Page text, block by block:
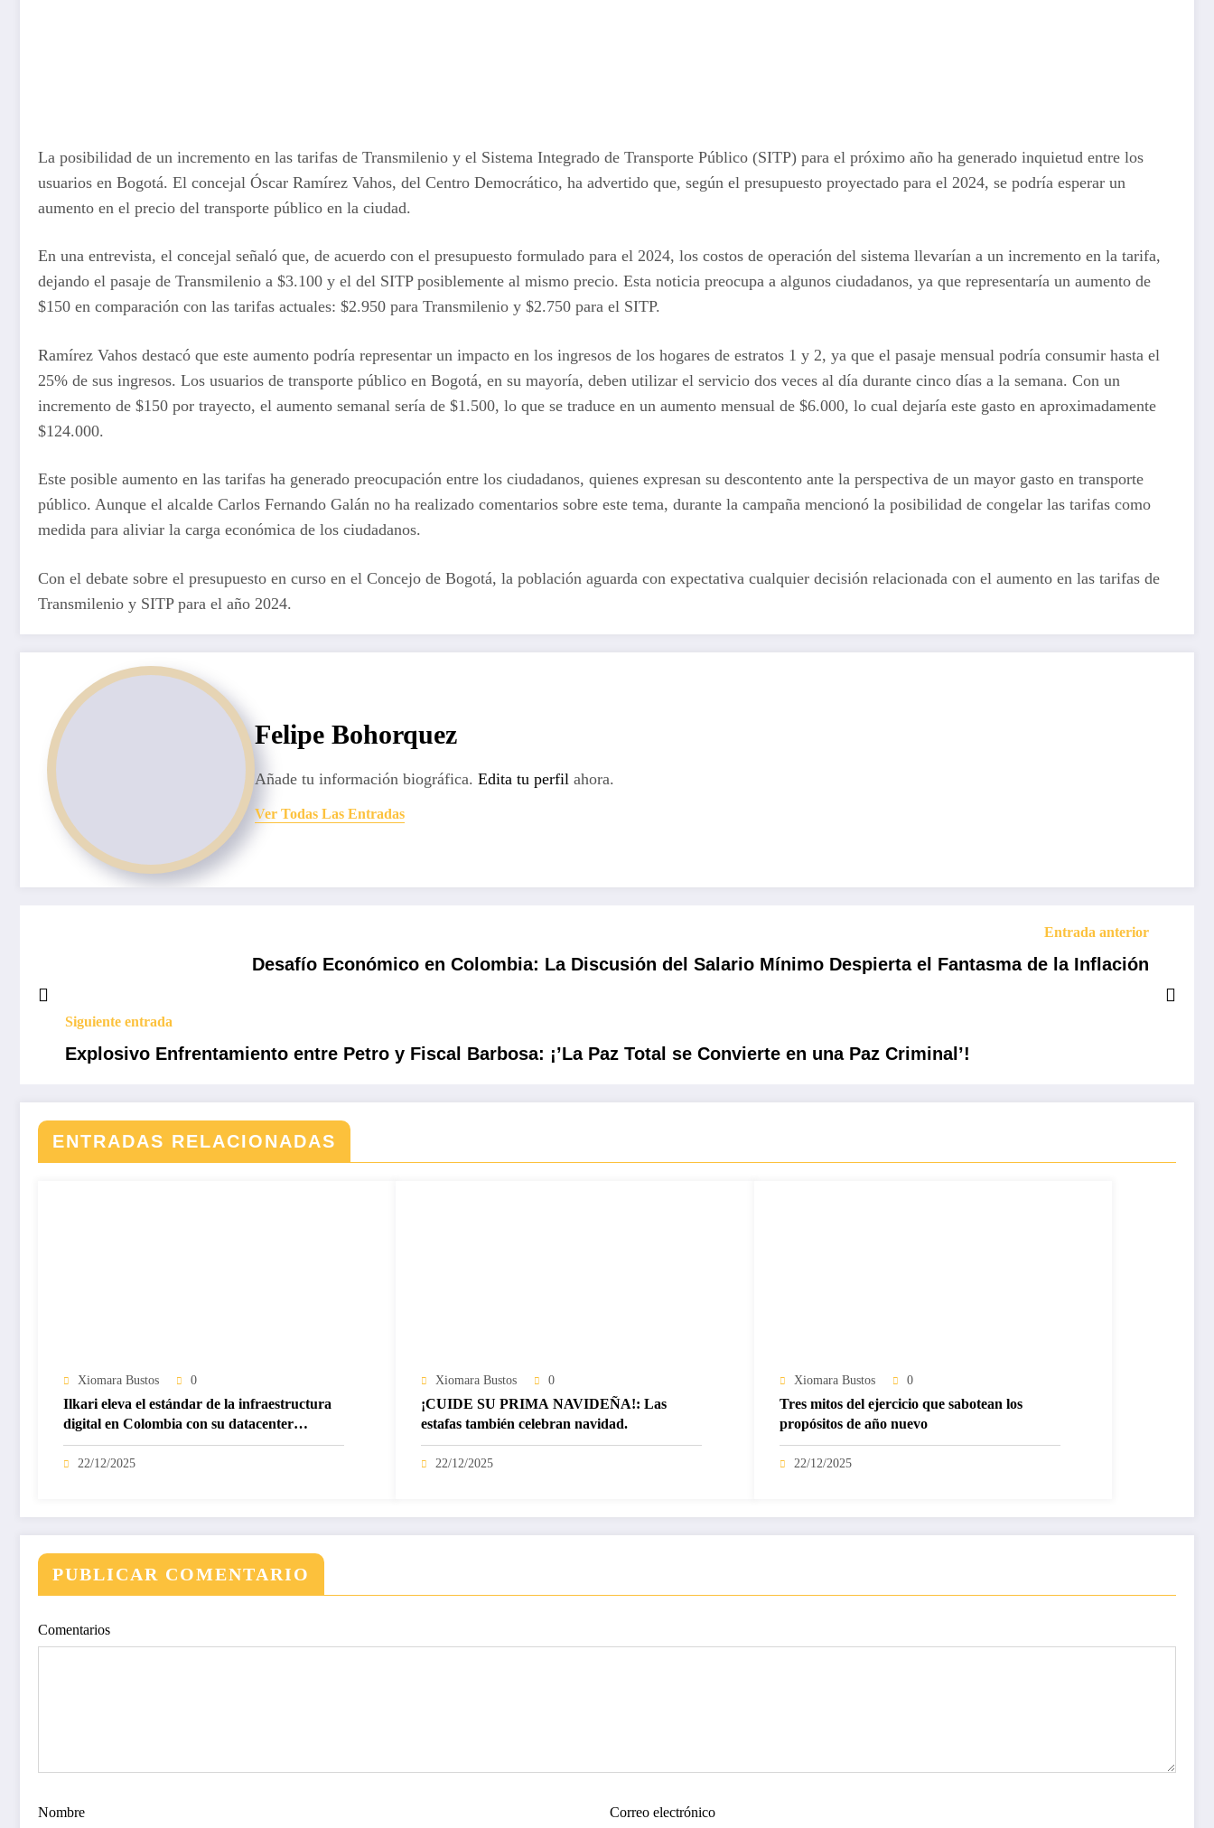
La posibilidad de un incremento en las tarifas de Transmilenio y el Sistema Integrado de Transporte Público (SITP) para el próximo año ha generado inquietud entre los
usuarios en Bogotá. El concejal Óscar Ramírez Vahos, del Centro Democrático, ha advertido que, según el presupuesto proyectado para el 2024, se podría esperar un
aumento en el precio del transporte público en la ciudad.
En una entrevista, el concejal señaló que, de acuerdo con el presupuesto formulado para el 2024, los costos de operación del sistema llevarían a un incremento en la tarifa,
dejando el pasaje de Transmilenio a $3.100 y el del SITP posiblemente al mismo precio. Esta noticia preocupa a algunos ciudadanos, ya que representaría un aumento de
$150 en comparación con las tarifas actuales: $2.950 para Transmilenio y $2.750 para el SITP.
Ramírez Vahos destacó que este aumento podría representar un impacto en los ingresos de los hogares de estratos 1 y 2, ya que el pasaje mensual podría consumir hasta el
25% de sus ingresos. Los usuarios de transporte público en Bogotá, en su mayoría, deben utilizar el servicio dos veces al día durante cinco días a la semana. Con un
incremento de $150 por trayecto, el aumento semanal sería de $1.500, lo que se traduce en un aumento mensual de $6.000, lo cual dejaría este gasto en aproximadamente
$124.000.
Este posible aumento en las tarifas ha generado preocupación entre los ciudadanos, quienes expresan su descontento ante la perspectiva de un mayor gasto en transporte
público. Aunque el alcalde Carlos Fernando Galán no ha realizado comentarios sobre este tema, durante la campaña mencionó la posibilidad de congelar las tarifas como
medida para aliviar la carga económica de los ciudadanos.
Con el debate sobre el presupuesto en curso en el Concejo de Bogotá, la población aguarda con expectativa cualquier decisión relacionada con el aumento en las tarifas de
Transmilenio y SITP para el año 2024.
Felipe Bohorquez
Añade tu información biográfica. Edita tu perfil ahora.
Ver Todas Las Entradas
Entrada anterior
Desafío Económico en Colombia: La Discusión del Salario Mínimo Despierta el Fantasma de la Inflación
Siguiente entrada
Explosivo Enfrentamiento entre Petro y Fiscal Barbosa: ¡’La Paz Total se Convierte en una Paz Criminal’!
ENTRADAS RELACIONADAS
Xiomara Bustos 0
Ilkari eleva el estándar de la infraestructura
digital en Colombia con su datacenter
certificado Nivel IV de ICREA
22/12/2025
Xiomara Bustos 0
¡CUIDE SU PRIMA NAVIDEÑA!: Las
estafas también celebran navidad.
22/12/2025
Xiomara Bustos 0
Tres mitos del ejercicio que sabotean los
propósitos de año nuevo
22/12/2025
PUBLICAR COMENTARIO
Comentarios
Nombre Correo electrónico